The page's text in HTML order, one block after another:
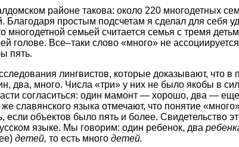
районе такова: около 220 многодетных
Благодаря простым подсчетам я сделал для себя
многодетной семьей считается семья с тремя
голове. Все–таки слово «много» не
пять.
лингвистов, которые доказывают, что
два, много. Числа «три» у них не было якобы в
согласиться: один мамонт — хорошо, два —
славянского языка отмечают, что понятие
если объектов было пять и более. Свидетельство
языке. Мы говорим: один ребенок, два
детей, то есть много детей.